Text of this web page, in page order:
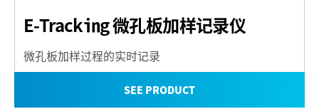
E-Tracking 微孔板加样记录仪
微孔板加样过程的实时记录
SEE PRODUCT